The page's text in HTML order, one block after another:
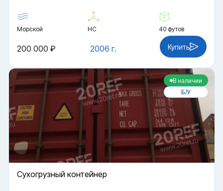
Морской HC 40 футов
2006 г.
200 000 ₽ Купить
В наличии
Б/У
Cухогрузный контейнер